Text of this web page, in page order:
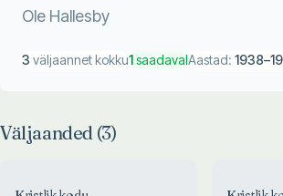
Ole Hallesby
3 väljaannet kokku1saadavalAastad: 1938–
Väljaanded (3)